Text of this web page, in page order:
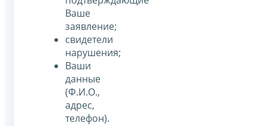
Ваше
заявление;
свидетели
нарушения;
Ваши
данные
(Ф.И.О.,
адрес,
телефон).